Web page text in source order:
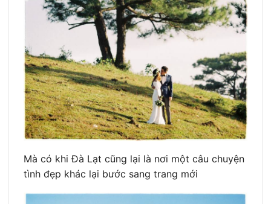
Mà có khi Đà Lạt cũng lại là nơi một câu chuyện
tình đẹp khác lại bước sang trang mới